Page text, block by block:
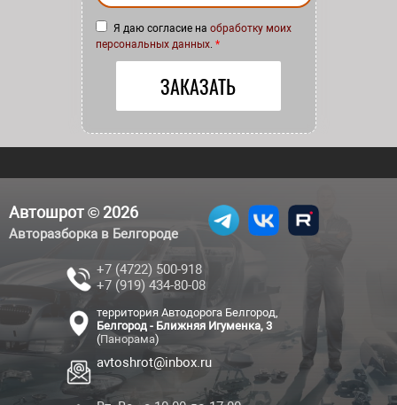
Я даю согласие на обработку моих
персональных данных. *
Автошрот © 2026
Авторазборка в Белгороде
+7 (4722) 500-918
+7 (919) 434-80-08
территория Автодорога Белгород,
Белгород - Ближняя Игуменка, 3
(Панорама)
avtoshrot@inbox.ru